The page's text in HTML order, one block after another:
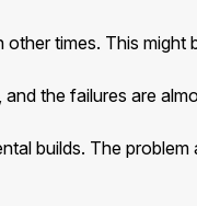
times. This might
the failures are
builds. The problem